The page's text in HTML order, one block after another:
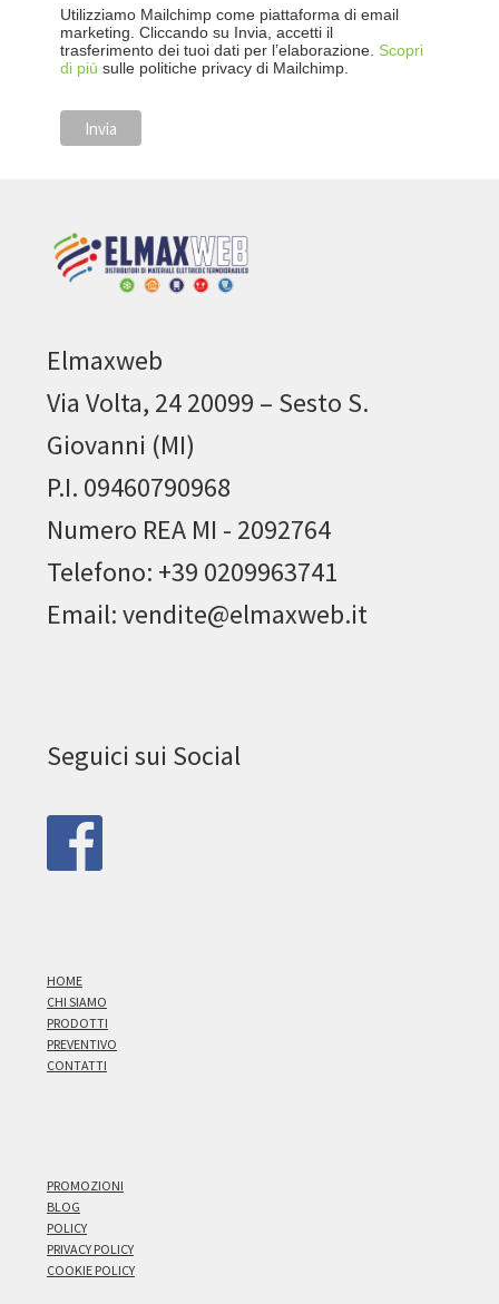
Utilizziamo Mailchimp come piattaforma di email
marketing. Cliccando su Invia, accetti il
trasferimento dei tuoi dati per l’elaborazione. Scopri
di più sulle politiche privacy di Mailchimp.
Elmaxweb
Via Volta, 24 20099 – Sesto S.
Giovanni (MI)
P.I. 09460790968
Numero REA MI - 2092764
Telefono: +39 0209963741
Email: vendite@elmaxweb.it
Seguici sui Social
HOME
CHI SIAMO
PRODOTTI
PREVENTIVO
CONTATTI
PROMOZIONI
BLOG
POLICY
PRIVACY POLICY
COOKIE POLICY